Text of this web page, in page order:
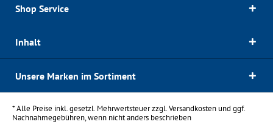
Shop Service
Inhalt
Unsere Marken im Sortiment
* Alle Preise inkl. gesetzl. Mehrwertsteuer zzgl.Versandkostenund ggf.
Nachnahmegebühren, wenn nicht anders beschrieben